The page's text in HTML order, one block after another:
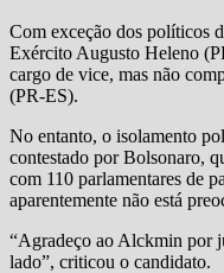
Com exceção dos políticos
Exército Augusto Heleno
cargo de vice, mas não
(PR-ES).
No entanto, o isolamento
contestado por Bolsonaro,
com 110 parlamentares de
aparentemente não está
“Agradeço ao Alckmin por
lado”, criticou o candidato.